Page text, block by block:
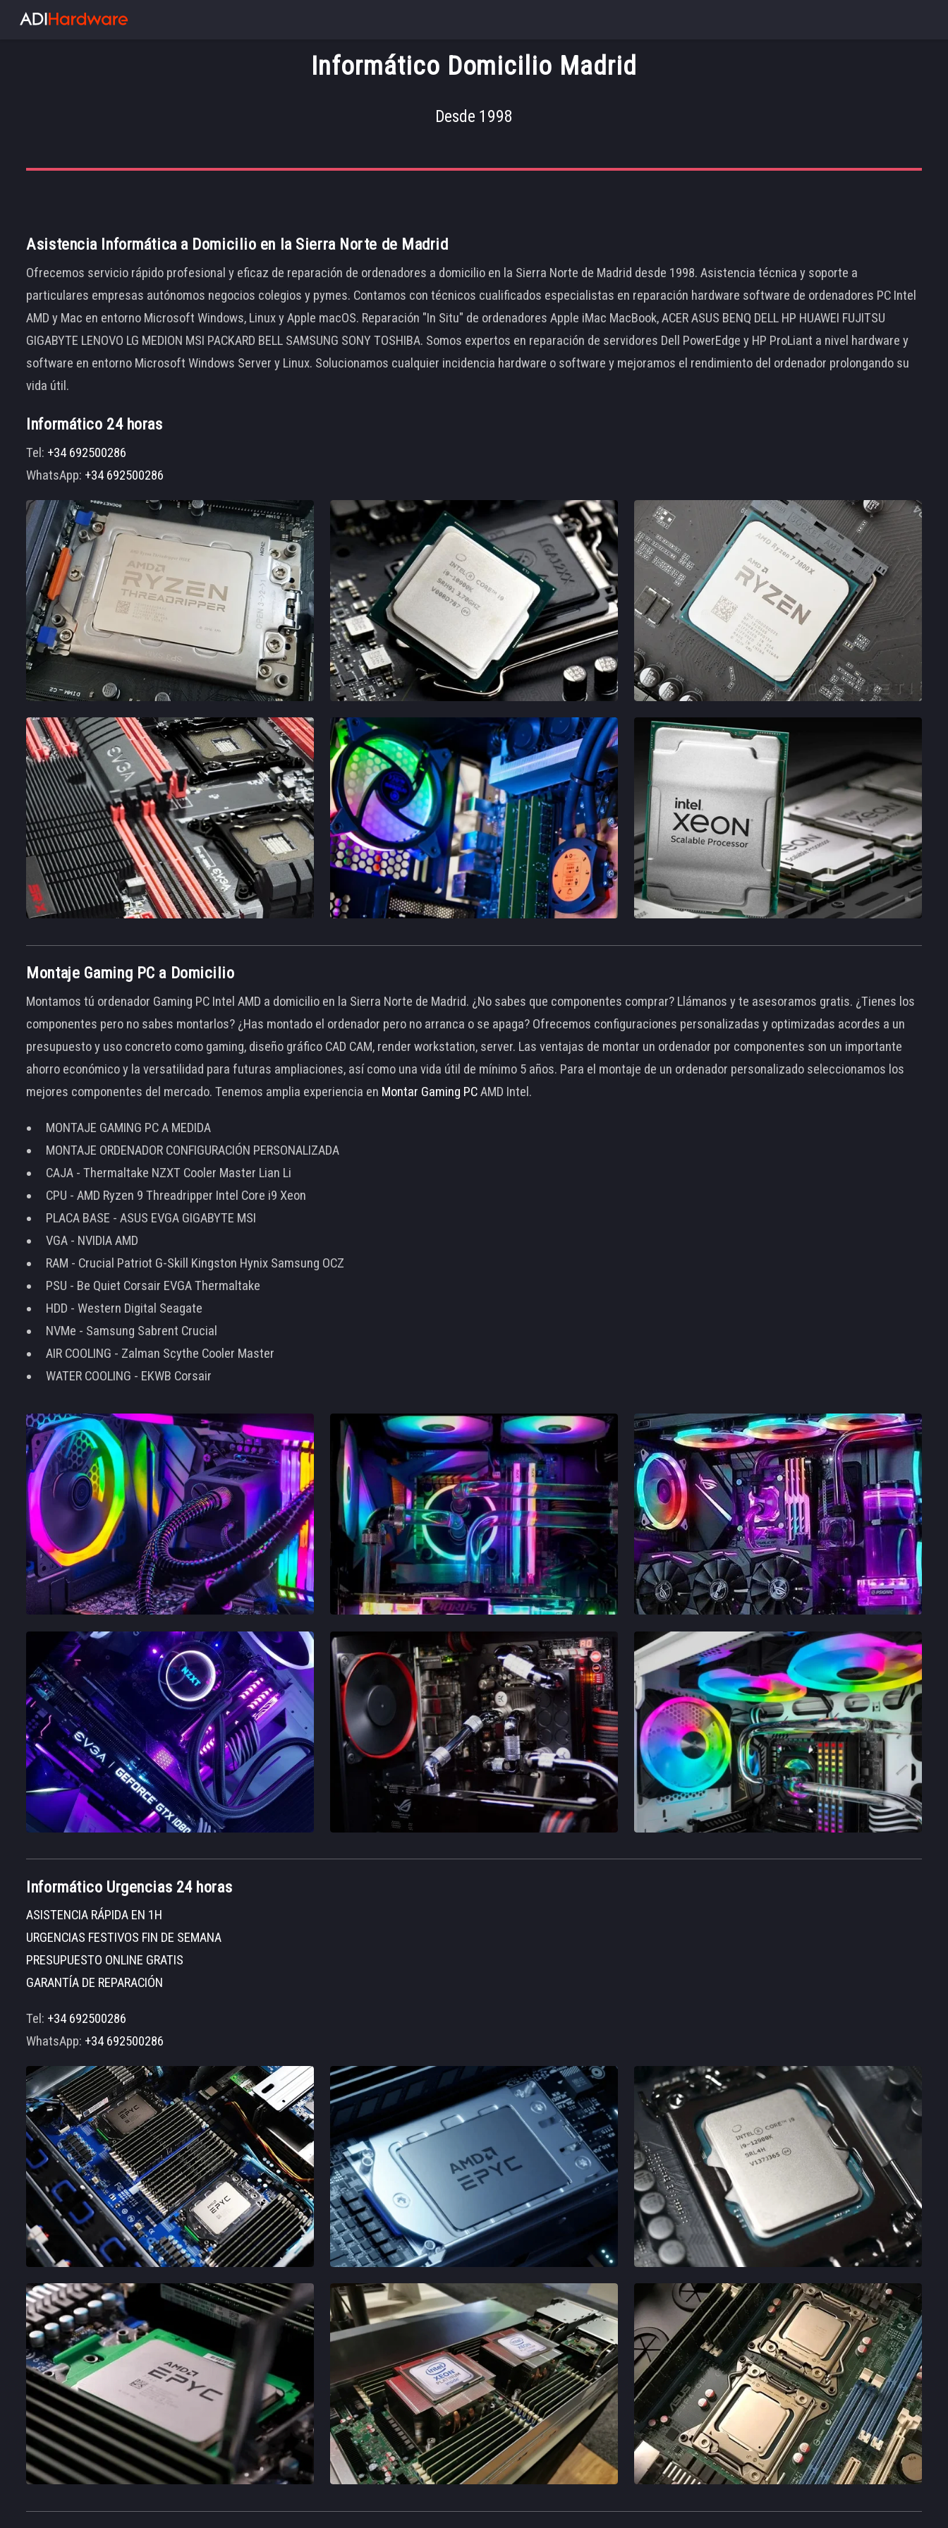
Informático Domicilio Madrid
Desde 1998
Asistencia Informática a Domicilio en la Sierra Norte de Madrid
Ofrecemos servicio rápido profesional y eficaz de reparación de ordenadores a domicilio en la Sierra Norte de Madrid desde 1998. Asistencia técnica y soporte a
particulares empresas autónomos negocios colegios y pymes. Contamos con técnicos cualificados especialistas en reparación hardware software de ordenadores PC Intel
AMD y Mac en entorno Microsoft Windows, Linux y Apple macOS. Reparación "In Situ" de ordenadores Apple iMac MacBook, ACER ASUS BENQ DELL HP HUAWEI FUJITSU
GIGABYTE LENOVO LG MEDION MSI PACKARD BELL SAMSUNG SONY TOSHIBA. Somos expertos en reparación de servidores Dell PowerEdge y HP ProLiant a nivel hardware y
software en entorno Microsoft Windows Server y Linux. Solucionamos cualquier incidencia hardware o software y mejoramos el rendimiento del ordenador prolongando su
vida útil.
Informático 24 horas
Tel: +34 692500286
WhatsApp: +34 692500286
Montaje Gaming PC a Domicilio
Montamos tú ordenador Gaming PC Intel AMD a domicilio en la Sierra Norte de Madrid. ¿No sabes que componentes comprar? Llámanos y te asesoramos gratis. ¿Tienes los
componentes pero no sabes montarlos? ¿Has montado el ordenador pero no arranca o se apaga? Ofrecemos configuraciones personalizadas y optimizadas acordes a un
presupuesto y uso concreto como gaming, diseño gráfico CAD CAM, render workstation, server. Las ventajas de montar un ordenador por componentes son un importante
ahorro económico y la versatilidad para futuras ampliaciones, así como una vida útil de mínimo 5 años. Para el montaje de un ordenador personalizado seleccionamos los
mejores componentes del mercado. Tenemos amplia experiencia en Montar Gaming PCAMD Intel.
MONTAJE GAMING PC A MEDIDA
MONTAJE ORDENADOR CONFIGURACIÓN PERSONALIZADA
CAJA - Thermaltake NZXT Cooler Master Lian Li
CPU - AMD Ryzen 9 Threadripper Intel Core i9 Xeon
PLACA BASE - ASUS EVGA GIGABYTE MSI
VGA - NVIDIA AMD
RAM - Crucial Patriot G-Skill Kingston Hynix Samsung OCZ
PSU - Be Quiet Corsair EVGA Thermaltake
HDD - Western Digital Seagate
NVMe - Samsung Sabrent Crucial
AIR COOLING - Zalman Scythe Cooler Master
WATER COOLING - EKWB Corsair
Informático Urgencias 24 horas
ASISTENCIA RÁPIDA EN 1H
URGENCIAS FESTIVOS FIN DE SEMANA
PRESUPUESTO ONLINE GRATIS
GARANTÍA DE REPARACIÓN
Tel: +34 692500286
WhatsApp: +34 692500286